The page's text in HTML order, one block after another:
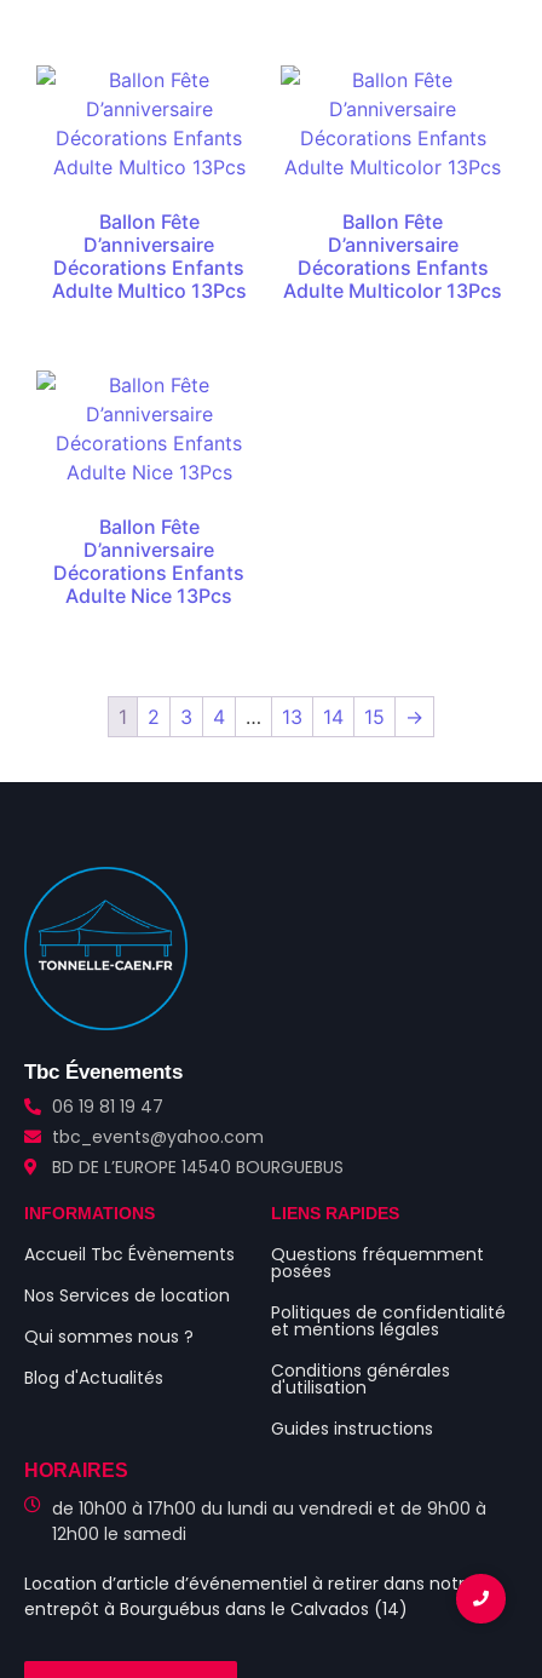
Ballon Fête
D’anniversaire
Décorations Enfants
Adulte Multico 13Pcs
Ballon Fête
D’anniversaire
Décorations Enfants
Adulte Multicolor 13Pcs
Ballon Fête
D’anniversaire
Décorations Enfants
Adulte Nice 13Pcs
1 2 3 4 … 13 14 15 →
Tbc Évenements
06 19 81 19 47
tbc_events@yahoo.com
BD DE L’EUROPE 14540 BOURGUEBUS
INFORMATIONS
Accueil Tbc Évènements
Nos Services de location
Qui sommes nous ?
Blog d'Actualités
LIENS RAPIDES
Questions fréquemment
posées
Politiques de confidentialité
et mentions légales
Conditions générales
d'utilisation
Guides instructions
HORAIRES
de 10h00 à 17h00 du lundi au vendredi et de 9h00 à
12h00 le samedi
Location d’article d’événementiel à retirer dans notre
entrepôt à Bourguébus dans le Calvados (14)